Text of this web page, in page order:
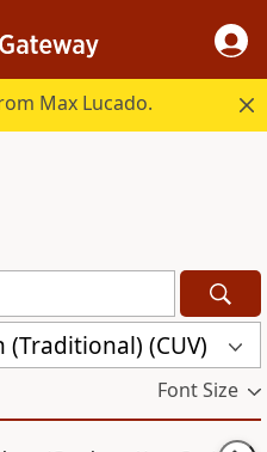
Max Lucado.
(CUV)
Font Size